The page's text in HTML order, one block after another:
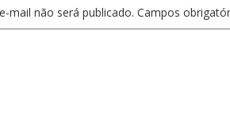
mail não será publicado. Campos